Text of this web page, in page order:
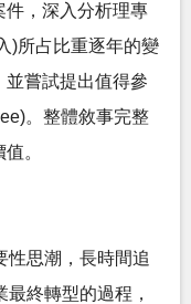
件，深入分析理專
)所占比重逐年的變
嘗試提出值得參
。整體敘事完整
。
性思潮，長時間追
終轉型的過程，